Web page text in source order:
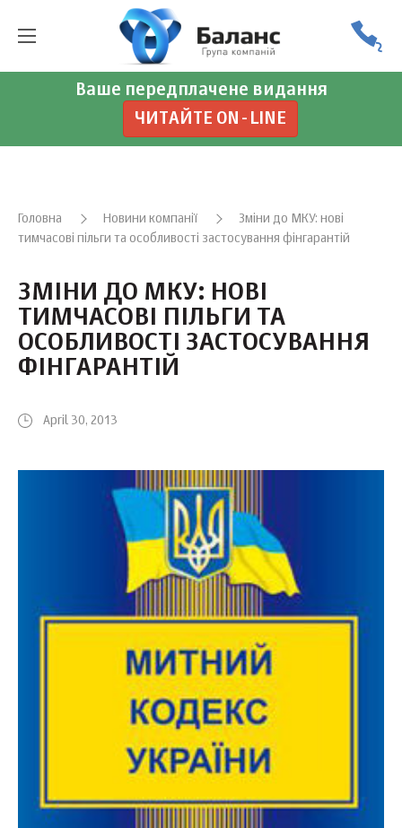
Ваше передплачене видання
ЧИТАЙТЕ ON-LINE
Головна Новини компанії
Зміни до МКУ: нові
тимчасові пільги та особливості застосування фінгарантій
ЗМІНИ ДО МКУ: НОВІ
ТИМЧАСОВІ ПІЛЬГИ ТА
ОСОБЛИВОСТІ ЗАСТОСУВАННЯ
ФІНГАРАНТІЙ
April 30, 2013